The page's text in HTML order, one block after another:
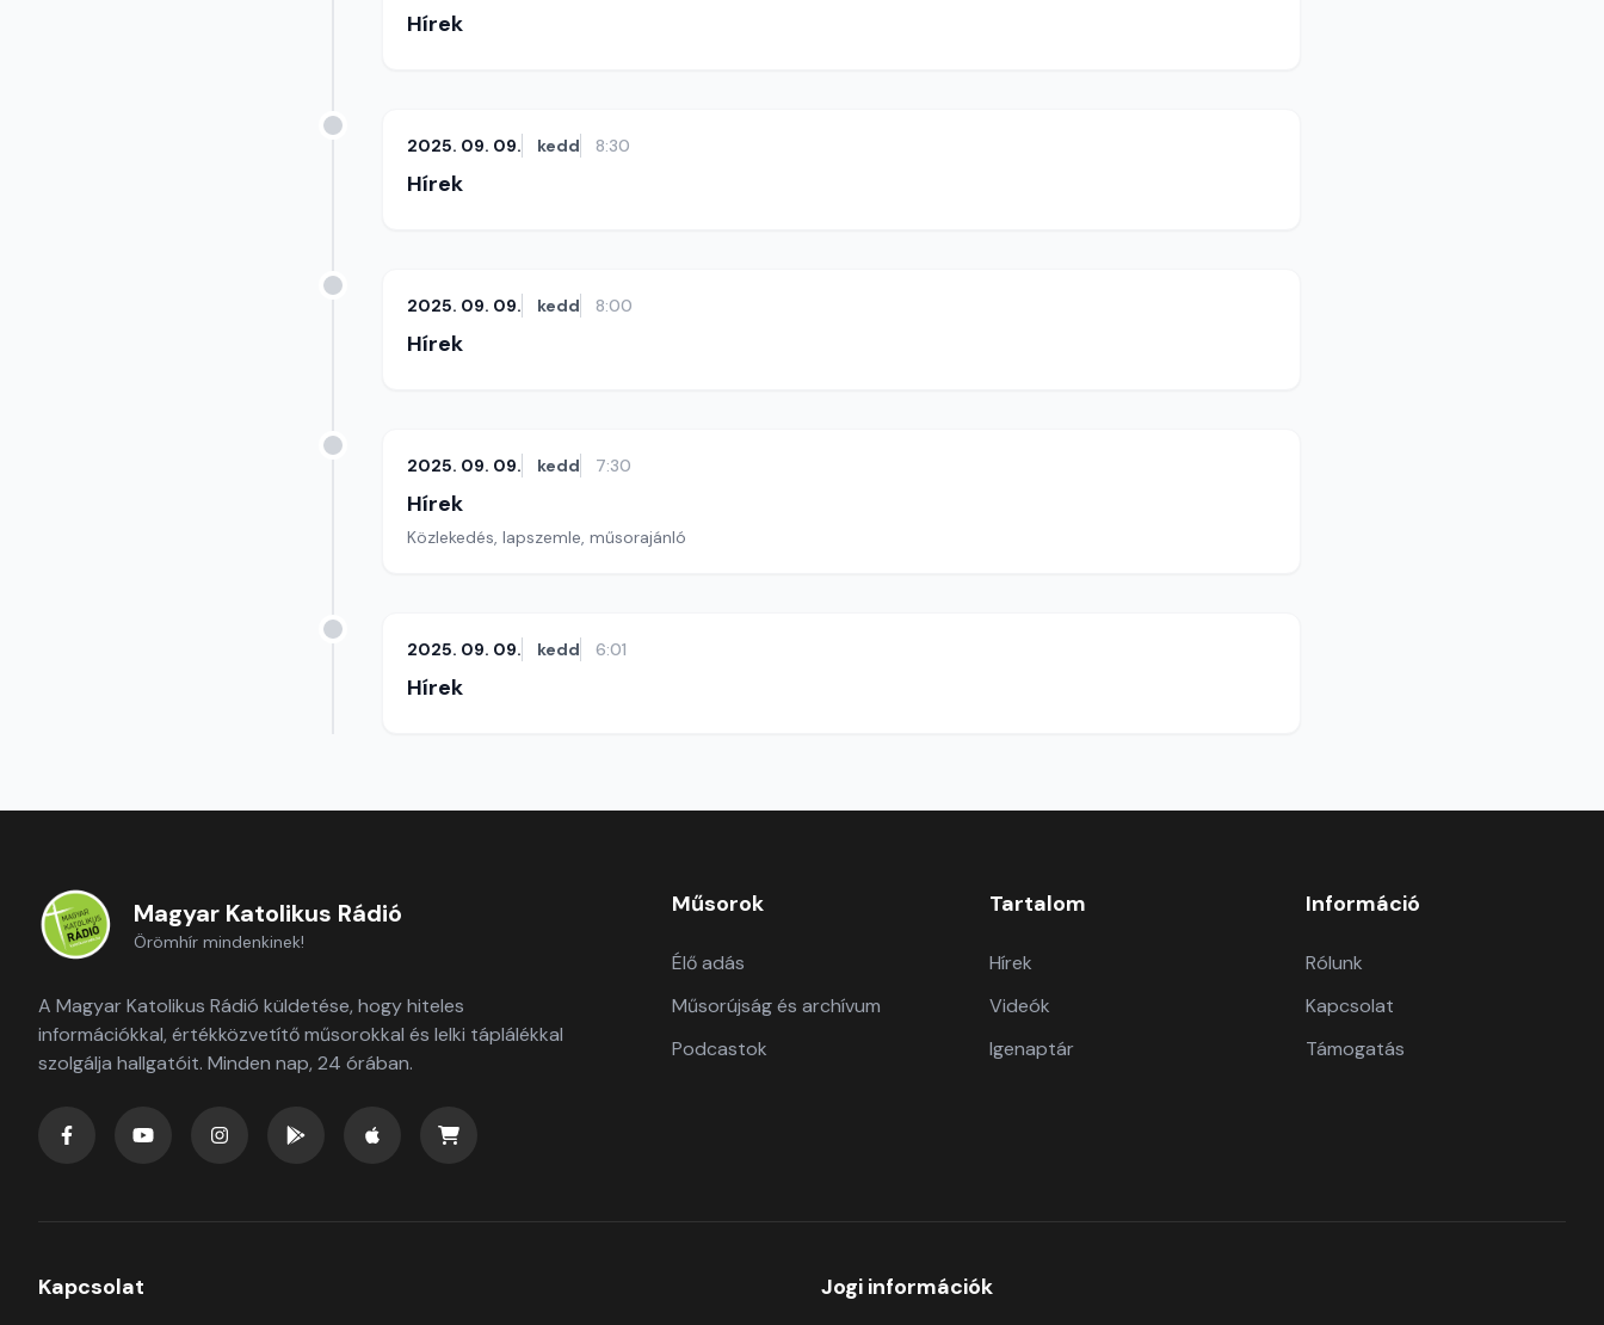
Hírek
2025. 09. 09. kedd 8:30
Hírek
2025. 09. 09. kedd 8:00
Hírek
2025. 09. 09. kedd 7:30
Hírek
Közlekedés, lapszemle, műsorajánló
2025. 09. 09. kedd 6:01
Hírek
Magyar Katolikus Rádió
Örömhír mindenkinek!
A Magyar Katolikus Rádió küldetése, hogy hiteles
információkkal, értékközvetítő műsorokkal és lelki táplálékkal
szolgálja hallgatóit. Minden nap, 24 órában.
Műsorok
Élő adás
Műsorújság és archívum
Podcastok
Tartalom
Hírek
Videók
Igenaptár
Információ
Rólunk
Kapcsolat
Támogatás
Kapcsolat Jogi információk